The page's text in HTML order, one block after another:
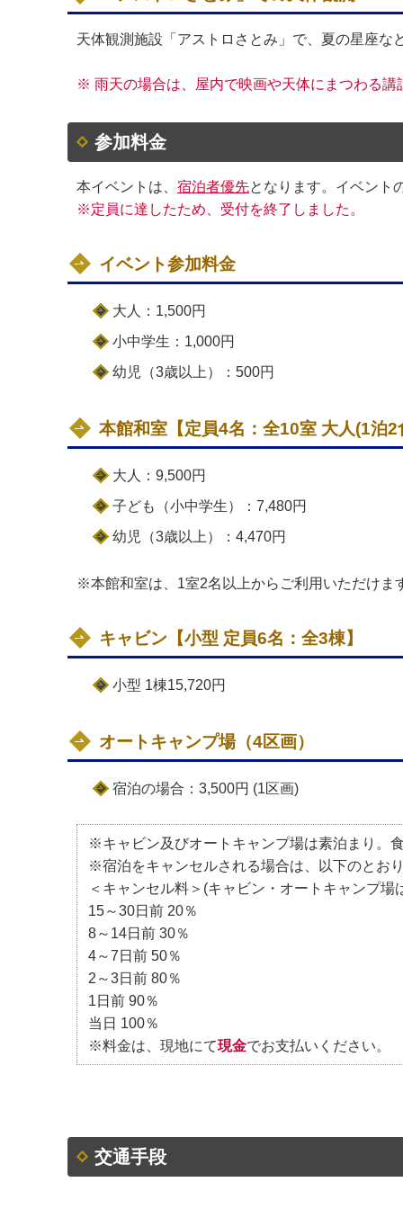
天体観測施設「アストロさとみ」で、夏の星座な
※ 雨天の場合は、屋内で映画や天体にまつわる講
参加料金
本イベントは、 宿泊者優先となります。イベント
※定員に達したため、受付を終了しました。
イベント参加料金
大人：1,500円
小中学生：1,000円
幼児（3歳以上）：500円
本館和室【定員4名：全10室 大人(1泊2
大人：9,500円
子ども（小中学生）：7,480円
幼児（3歳以上）：4,470円
※本館和室は、1室2名以上からご利用いただけま
キャビン【小型 定員6名：全3棟】
小型 1棟15,720円
オートキャンプ場（4区画）
宿泊の場合：3,500円 (1区画)
※キャビン及びオートキャンプ場は素泊まり。
※宿泊をキャンセルされる場合は、以下のとお
＜キャンセル料＞(キャビン・オートキャンプ
15～30日前 20％
8～14日前 30％
4～7日前 50％
2～3日前 80％
1日前 90％
当日 100％
※料金は、現地にて現金でお支払いください。
交通手段